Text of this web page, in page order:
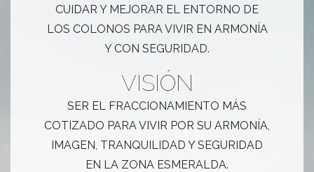
CUIDAR Y MEJORAR EL ENTORNO DE
LOS COLONOS PARA VIVIR EN ARMONÍA
Y CON SEGURIDAD.
VISIÓN
SER EL FRACCIONAMIENTO MÁS
COTIZADO PARA VIVIR POR SU ARMONÍA,
IMAGEN, TRANQUILIDAD Y SEGURIDAD
EN LA ZONA ESMERALDA.